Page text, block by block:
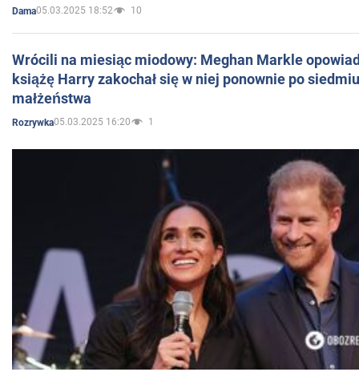
Dama05.03.2025 18:52 10
Wrócili na miesiąc miodowy: Meghan Markle
książę Harry zakochał się w niej ponownie po
małżeństwa
Rozrywka05.03.2025 16:20 1